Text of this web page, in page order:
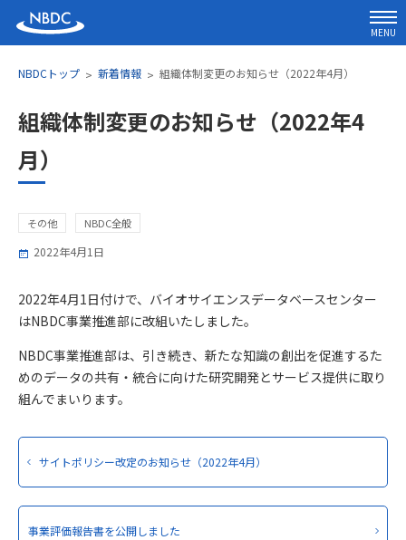
MENU
NBDCトップ 新着情報 組織体制変更のお知らせ（2022年4月）
組織体制変更のお知らせ（2022年4
月）
その他 NBDC全般
2022年4月1日
2022年4月1日付けで、バイオサイエンスデータベースセンター
はNBDC事業推進部に改組いたしました。
NBDC事業推進部は、引き続き、新たな知識の創出を促進するた
めのデータの共有・統合に向けた研究開発とサービス提供に取り
組んでまいります。
サイトポリシー改定のお知らせ（2022年4月）
事業評価報告書を公開しました